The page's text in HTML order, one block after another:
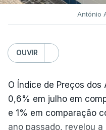
António
OUVIR
O Índice de Preços dos
0,6% em julho em
e 1% em comparação
ano passado, revelou